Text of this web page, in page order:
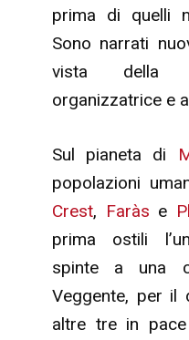
prima di quelli
Sono narrati
vista
organizzatrice e
Sul pianeta di
popolazioni
Crest, Faràs e
prima ostili
spinte a una
Veggente, per il
altre tre in